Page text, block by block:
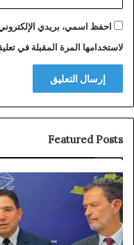
احفظ اسمي، بريدي
لاستخدامها المرة المقبلة في
Featured Posts
قناة
أبوظبي
تسلط
الضوء
على